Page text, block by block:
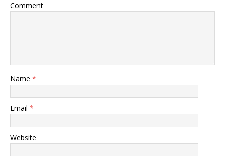
Comment
Name *
Email *
Website